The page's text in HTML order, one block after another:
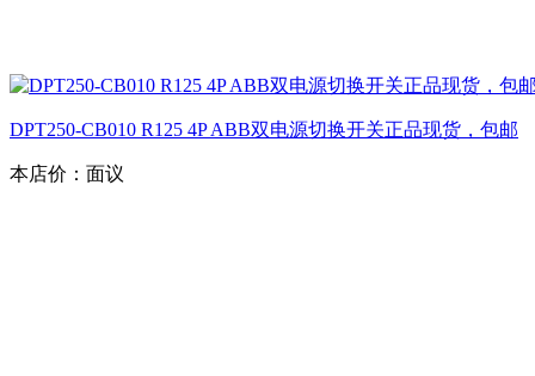
DPT250-CB010 R125 4P ABB双电源切换开关正品现货，包邮
本店价： 面议